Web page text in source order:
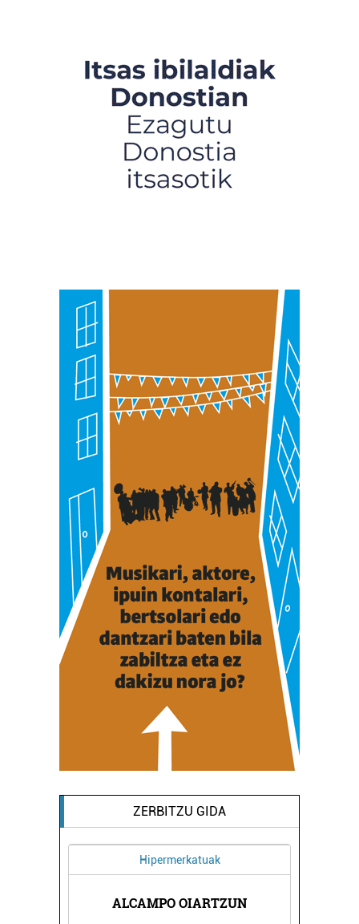
ZERBITZU GIDA
Hipermerkatuak
ALCAMPO OIARTZUN